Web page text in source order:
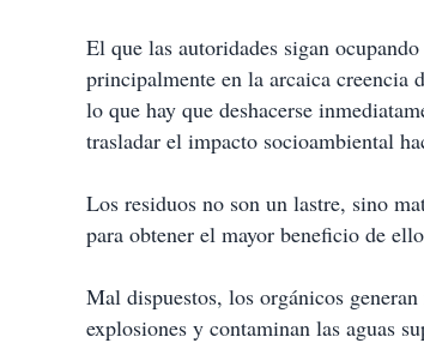
El que las autoridades sigan
principalmente en la arcaica creencia
lo que hay que deshacerse
trasladar el impacto socioambiental
Los residuos no son un lastre, sino
para obtener el mayor beneficio de
Mal dispuestos, los orgánicos
explosiones y contaminan las aguas